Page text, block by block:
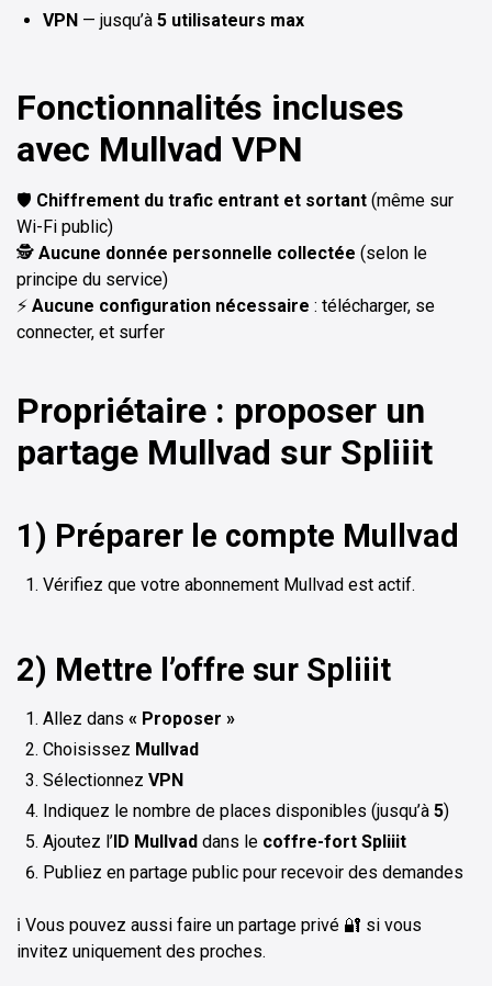
VPN — jusqu’à 5 utilisateurs max
Fonctionnalités incluses
avec Mullvad VPN
🛡️ Chiffrement du trafic entrant et sortant (même sur
Wi-Fi public)
🕵️ Aucune donnée personnelle collectée (selon le
principe du service)
⚡ Aucune configuration nécessaire : télécharger, se
connecter, et surfer
Propriétaire : proposer un
partage Mullvad sur Spliiit
1) Préparer le compte Mullvad
Vérifiez que votre abonnement Mullvad est actif.
2) Mettre l’offre sur Spliiit
Allez dans « Proposer »
Choisissez Mullvad
Sélectionnez VPN
Indiquez le nombre de places disponibles (jusqu’à 5)
Ajoutez l’ID Mullvad dans le coffre-fort Spliiit
Publiez en partage public pour recevoir des demandes
ℹ️ Vous pouvez aussi faire un partage privé 🔐 si vous
invitez uniquement des proches.